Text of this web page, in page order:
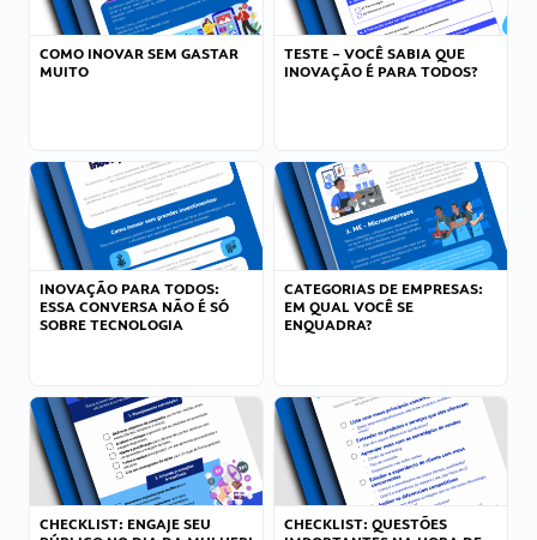
COMO INOVAR SEM GASTAR
MUITO
TESTE – VOCÊ SABIA QUE
INOVAÇÃO É PARA TODOS?
INOVAÇÃO PARA TODOS:
ESSA CONVERSA NÃO É SÓ
SOBRE TECNOLOGIA
CATEGORIAS DE EMPRESAS:
EM QUAL VOCÊ SE
ENQUADRA?
CHECKLIST: ENGAJE SEU
CHECKLIST: QUESTÕES